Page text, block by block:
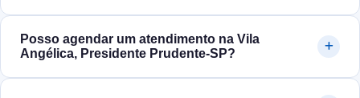
Posso agendar um atendimento na Vila
Angélica, Presidente Prudente‑SP?